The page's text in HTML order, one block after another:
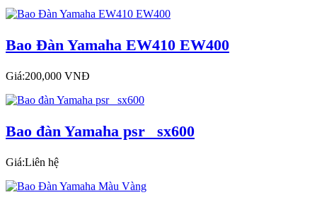
Bao Đàn Yamaha EW410 EW400
Giá:200,000 VNĐ
Bao đàn Yamaha psr_ sx600
Giá:Liên hệ